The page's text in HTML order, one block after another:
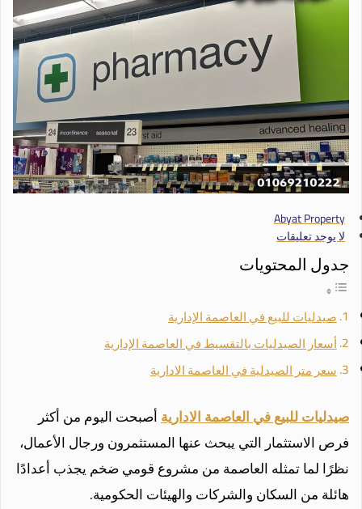
Abyat Property
لا يوجد تعليقات
جدول المحتويات
صيدليات للبيع في العاصمة الإدارية
أسعار الصيدليات بالتقسيط في العاصمة الإدارية
سعر متر الصيدلية في العاصمة الادارية
صيدليات للبيع في العاصمة الاداريةأصبحت اليوم من أكثر
فرص الاستثمار التي يبحث عنها المستثمرون ورجال الأعمال،
نظرًا لما تمثله العاصمة من مشروع قومي ضخم يجذب أعدادًا
هائلة من السكان والشركات والهيئات الحكومية.